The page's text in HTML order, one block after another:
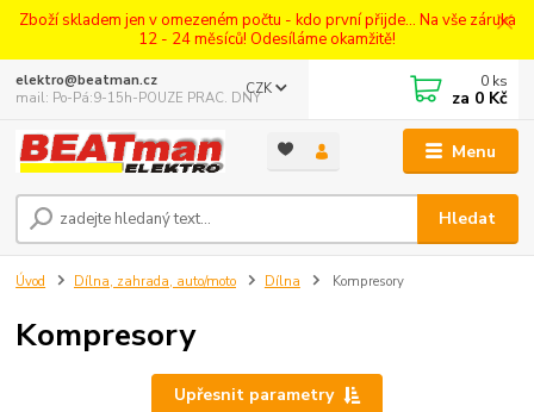
Zboží skladem jen v omezeném počtu - kdo první přijde... Na vše záruka
12 - 24 měsíců! Odesíláme okamžitě!
Menu
CZK
Hledat
elektro@beatman.cz
mail: Po-Pá:9-15h-POUZE PRAC. DNY
0 ks
za 0 Kč
Úvod Dílna, zahrada, auto/moto Dílna Kompresory
Kompresory
Upřesnit parametry